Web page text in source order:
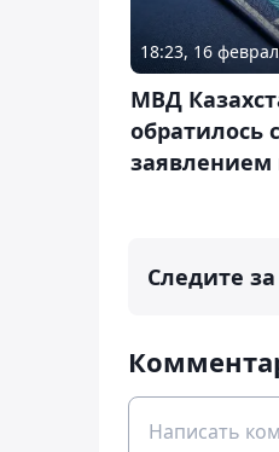
18:23, 16
МВД
обратилось
заявлением
Следите